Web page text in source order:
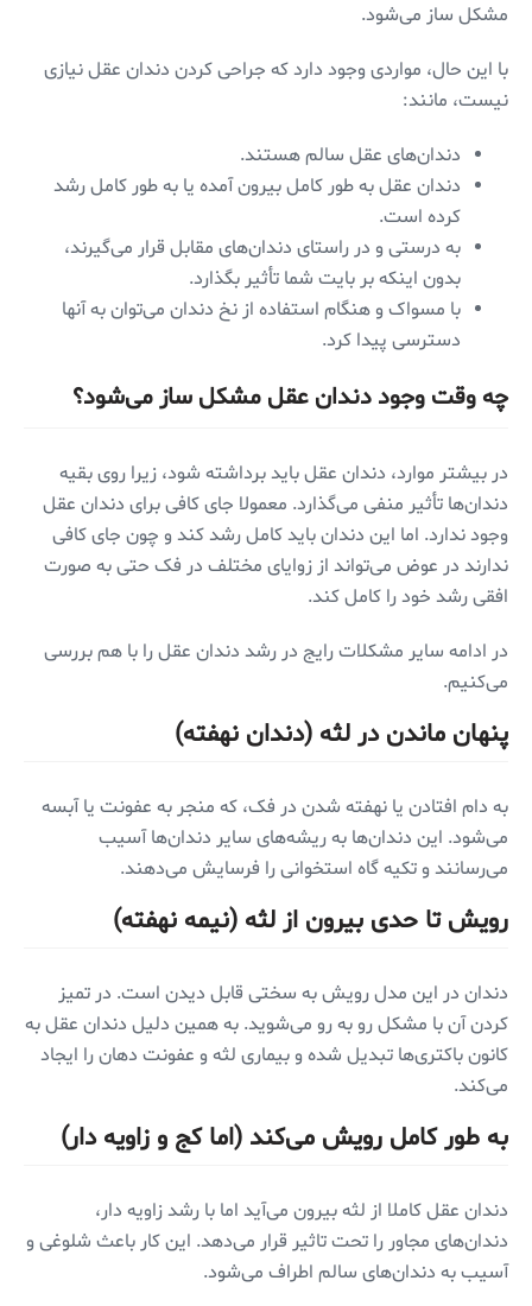
مشکل ساز می‌شود.
با این حال، مواردی وجود دارد که جراحی کردن دندان عقل نیازی
نیست، مانند:
دندان‌های عقل سالم هستند.
دندان عقل به طور کامل بیرون آمده یا به طور کامل رشد
کرده است.
به درستی و در راستای دندان‌های مقابل قرار می‌گیرند،
بدون اینکه بر بایت شما تأثیر بگذارد.
با مسواک و هنگام استفاده از نخ دندان می‌توان به آنها
دسترسی پیدا کرد.
چه وقت وجود دندان عقل مشکل ساز می‌شود؟
در بیشتر موارد، دندان عقل باید برداشته شود، زیرا روی بقیه
دندان‌ها تأثیر منفی می‌گذارد. معمولا جای کافی برای دندان عقل
وجود ندارد. اما این دندان باید کامل رشد کند و چون جای کافی
ندارند در عوض می‌تواند از زوایای مختلف در فک حتی به صورت
افقی رشد خود را کامل کند.
در ادامه سایر مشکلات رایج در رشد دندان عقل را با هم بررسی
می‌کنیم.
پنهان ماندن در لثه (دندان نهفته)
به دام افتادن یا نهفته شدن در فک، که منجر به عفونت یا آبسه
می‌شود. این دندان‌ها به ریشه‌های سایر دندان‌ها آسیب
می‌رسانند و تکیه گاه استخوانی را فرسایش می‌دهند.
رویش تا حدی بیرون از لثه (نیمه نهفته)
دندان در این مدل رویش به سختی قابل دیدن است. در تمیز
کردن آن با مشکل رو به رو می‌شوید. به همین دلیل دندان عقل به
کانون باکتری‌ها تبدیل شده و بیماری لثه و عفونت دهان را ایجاد
می‌کند.
به طور کامل رویش می‌کند (اما کج و زاویه دار)
دندان عقل کاملا از لثه بیرون می‌آید اما با رشد زاویه دار،
دندان‌های مجاور را تحت تاثیر قرار می‌دهد. این کار باعث شلوغی و
آسیب به دندان‌های سالم اطراف می‌شود.